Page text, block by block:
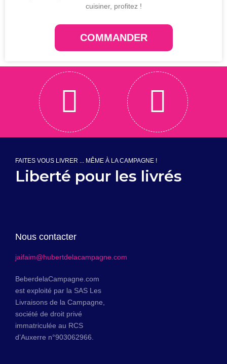
cuisiner, profitez !
COMMANDER
FAITES VOUS LIVRER ... MÊME À LA CAMPAGNE !
Liberté pour les livrés
Nous contacter
jaifaim@hubertdelacampagne.com
BeberdelaCampagne.com
est exploité par la SAS Les
Livraisons de la Campagne,
société de droit privé
immatriculée au RCS
d’Auxerre n°903062966.